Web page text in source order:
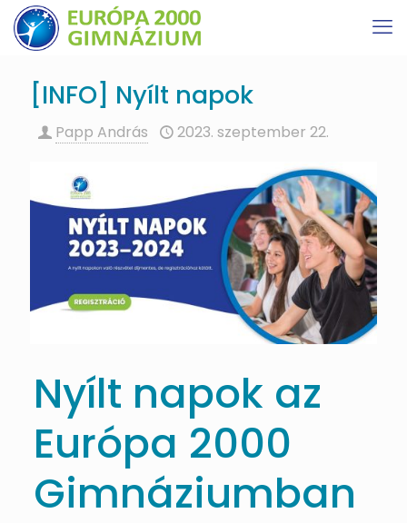
[INFO] Nyílt napok
Papp András 2023. szeptember 22.
Nyílt napok az
Európa 2000
Gimnáziumban